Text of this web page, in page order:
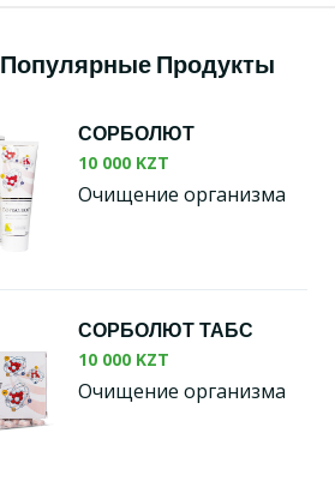
Популярные Продукты
СОРБОЛЮТ
10 000 KZT
Очищение организма
СОРБОЛЮТ ТАБС
10 000 KZT
Очищение организма